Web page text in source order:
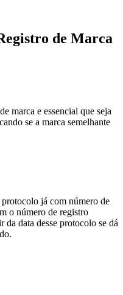
de Marca
marca e essencial que seja
se a marca semelhante
já com número de
o número de registro
data desse protocolo se dá